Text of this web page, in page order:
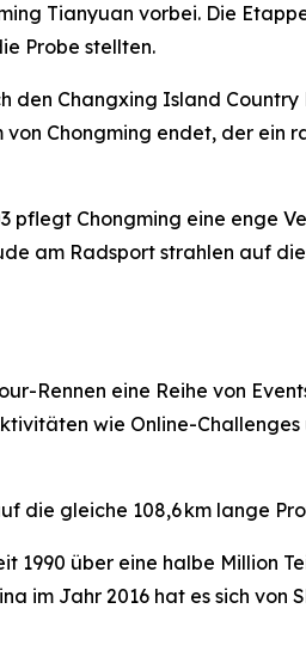
Tianyuan vorbei. Die
Probe stellten.
den Changxing Island
Chongming endet, der
Chongming eine enge
am Radsport strahlen auf
Rennen eine Reihe von
wie Online-
die gleiche 108,6 km lange
1990 über eine halbe Million
im Jahr 2016 hat es sich von